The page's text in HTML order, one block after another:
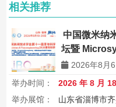
相关推荐
中国微米纳
坛暨
2026年8月6
举办时间：
2026 年 8 月
举办展馆：
山东省淄博市